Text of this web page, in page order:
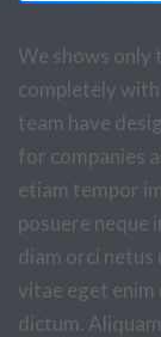
We shows only
completely
team have
for companies
etiam tempor
posuere neque
diam orci netus
vitae eget enim
dictum.